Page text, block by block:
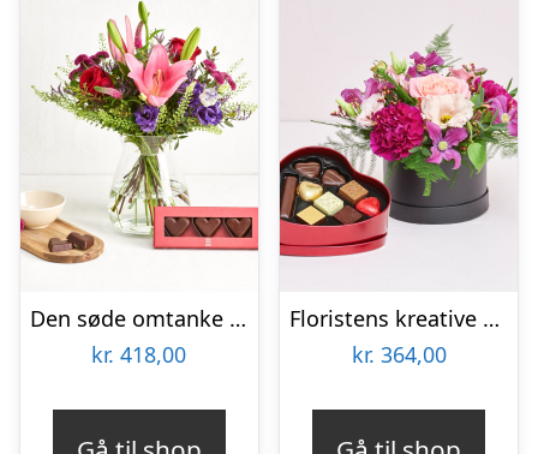
Den søde omtanke med marcipanhjerter
kr. 418,00
Floristens kreative valg i æske med chokoladehjerte
kr. 364,00